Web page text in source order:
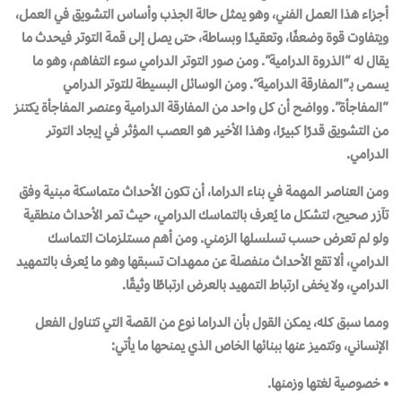
أجزاء هذا العمل الفني، وهو يمثل حالة الجذب وأساس التشويق في العمل،
ويتفاوت قوة وضعفًا، وتعقيدًا وبساطة، حتى يصل إلى قمة التوتر فيحدث ما
يقال له “الذروة الدرامية”. ومن صور التوتر الدرامي سوء التفاهم، وهو ما
يسمى بـ”المفارقة الدرامية”. ومن الوسائل البسيطة للتوتر الدرامي
“المفاجأة”. وواضح أن كل واحد من المفارقة الدرامية وعنصر المفاجأة يكتنز
من التشويق قدرًا كبيرًا، وهذا الأخير هو العصب المؤثر في إيجاد التوتر
الدرامي.
ومن العناصر المهمة في بناء الدراما، أن تكون الأحداث متماسكة مبنية وفق
تآزر صحيح، لتشكل ما يُعرف بالتماسك الدرامي، حيث تمر الأحداث منطقية
ولو لم تعرض حسب تسلسلها الزمني. ومن أهم مستلزمات التماسك
الدرامي، ألا تقع الأحداث منفصلة عن ممهدات تسبقها وهو ما يُعرف بالتمهيد
الدرامي، ولا يخفى ارتباط التمهيد بالعرض ارتباطًا وثيقًا.
ومما سبق كله، يمكن القول بأن الدراما نوع من القصة التي تتناول الفعل
الإنساني، وتتميز عنها ببنائها الخاص الذي يمنحها ما يأتي:
• خصوصية لغتها وزمنها.